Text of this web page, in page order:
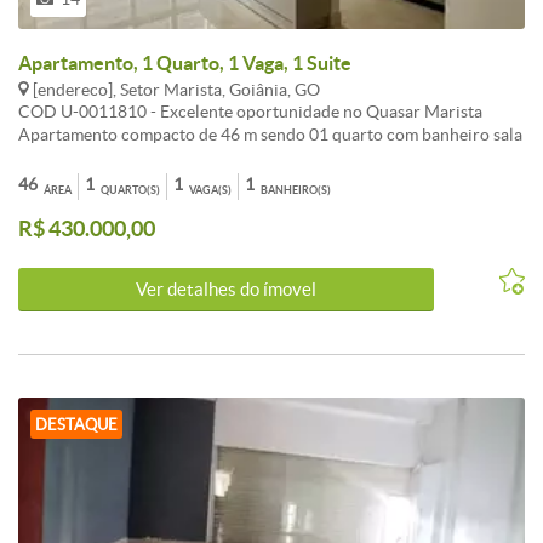
Apartamento, 1 Quarto, 1 Vaga, 1 Suite
[endereco], Setor Marista, Goiânia, GO
COD U-0011810 - Excelente oportunidade no Quasar Marista
Apartamento compacto de 46 m sendo 01 quarto com banheiro sala
cozinha equipada com cooktop forno completo em armários
planejados pronto para locação ou moradia imediata. Localizado em
uma das regiões mais valorizadas de Goiânia o Setor Marista o
sauna salão de festas espaço gourmet e mercado autônomo. Imóvel
com grande procura para locação. Localizado em andar
ÁREA
46 QUARTO(S)
1 VAGA(S)
1 BANHEIRO(S)
1
R$ 430.000,00
Ver detalhes do ímovel
DESTAQUE